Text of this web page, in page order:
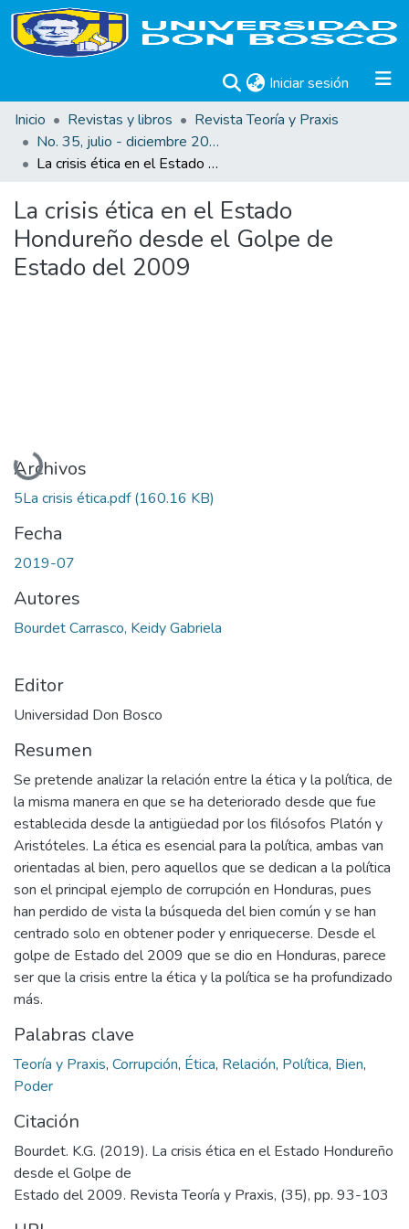
Iniciar sesión (current)
Inicio
Revistas y libros
Revista Teoría y Praxis
No. 35, julio - diciembre 2019
La crisis ética en el Estado Hondureño desde el Golpe de Estado del 2009
La crisis ética en el Estado
Hondureño desde el Golpe de
Estado del 2009
Cargando...
Archivos
5La crisis ética.pdf(160.16 KB)
Fecha
2019-07
Autores
Bourdet Carrasco, Keidy Gabriela
Editor
Universidad Don Bosco
Resumen
Se pretende analizar la relación entre la ética y la política, de
la misma manera en que se ha deteriorado desde que fue
establecida desde la antigüedad por los filósofos Platón y
Aristóteles. La ética es esencial para la política, ambas van
orientadas al bien, pero aquellos que se dedican a la política
son el principal ejemplo de corrupción en Honduras, pues
han perdido de vista la búsqueda del bien común y se han
centrado solo en obtener poder y enriquecerse. Desde el
golpe de Estado del 2009 que se dio en Honduras, parece
ser que la crisis entre la ética y la política se ha profundizado
más.
Palabras clave
Teoría y Praxis, Corrupción, Ética, Relación, Política, Bien,
Poder
Citación
Bourdet. K.G. (2019). La crisis ética en el Estado Hondureño
desde el Golpe de
Estado del 2009. Revista Teoría y Praxis, (35), pp. 93-103